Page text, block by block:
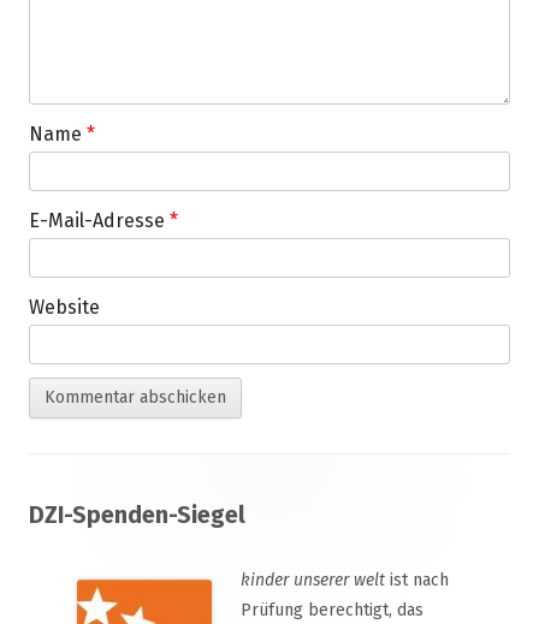
Name *
E-Mail-Adresse *
Website
Inhalt
DZI-Spenden-Siegel
kinder unserer welt ist nach
Prüfung berechtigt, das